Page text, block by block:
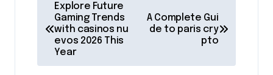
t
Explore Future
Gaming Trends
with casinos nu
evos 2026 This
Year
A Complete Gui
de to paris cry
pto